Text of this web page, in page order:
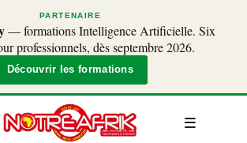
PARTENAIRE
— formations Intelligence Artificielle. Six
professionnels, dès septembre 2026.
Découvrir les formations